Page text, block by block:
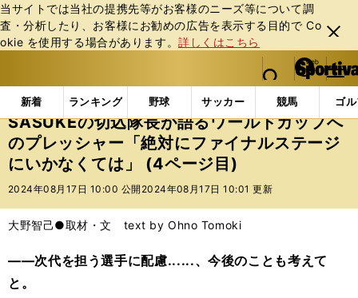
当サイトでは当社の提携先等がお客様のニーズ等について調
査・分析したり、お客様にお勧めの広告を表⽰する⽬的で Co
okie を使⽤する場合があります。詳しくはこちら
閉じ
る
web Sportiva (webスポルティーバ)
検索
マイペ
ー
ジ
メニュ
新着 ランキング 野球 サッカー 競馬 ゴ
b
ス
ポ
ル
テ
ー
バ
エンタメ その他 SASUKEの切込隊長が語るワール
SASUKEの切込隊長が語るワールドカップへ
のプレッシャー「絶対にファイナルステージ
にいかなくては」 (4ページ目)
2024年08月17日 10:00 公開 2024年08月17日 10:01 更新
大野智己●取材・文 text by Ohno Tomoki
――次代を担う選手に配慮......、今後のことも考えて
と。